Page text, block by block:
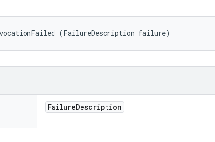
(FailureDescription failure)
FailureDescription